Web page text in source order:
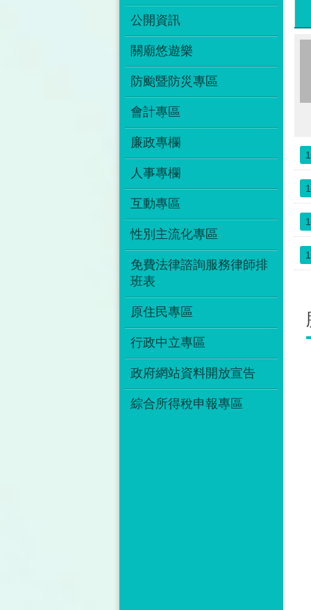
公開資訊
關廟悠遊樂
防颱暨防災專區
會計專區
廉政專欄
人事專欄
互動專區
性別主流化專區
免費法律諮詢服務律師排
班表
原住民專區
行政中立專區
政府網站資料開放宣告
綜合所得稅申報專區